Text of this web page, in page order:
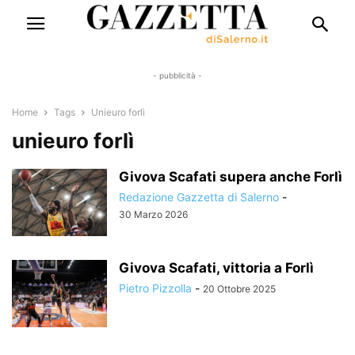
- pubblicità -
Home Tags Unieuro forlì
unieuro forlì
Givova Scafati supera anche Forlì
Redazione Gazzetta di Salerno -
30 Marzo 2026
Givova Scafati, vittoria a Forlì
Pietro Pizzolla - 20 Ottobre 2025